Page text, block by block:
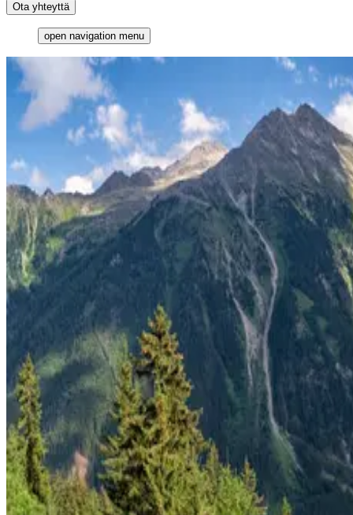
Ota yhteyttä
open navigation menu